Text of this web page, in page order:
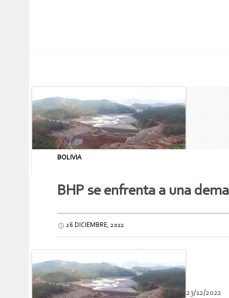
BOLIVIA
BHP se enfrenta a una
26 DICIEMBRE, 2022
23/12/2022